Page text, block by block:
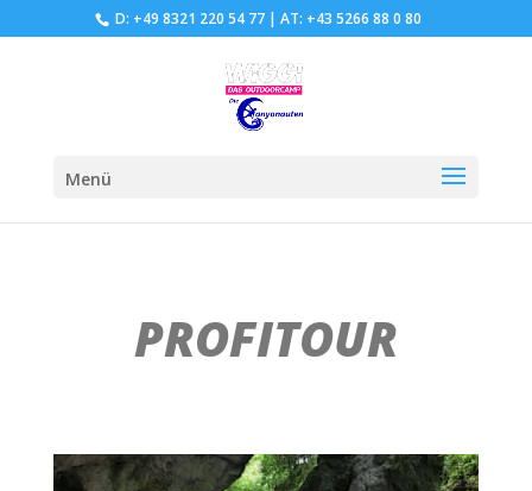
D: +49 8321 220 54 77| AT: +43 5266 88 0 80
Menü
PROFITOUR